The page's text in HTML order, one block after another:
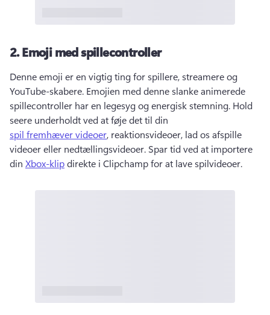
2.Emoji med spillecontroller
Denne emoji er en vigtig ting for spillere, streamere og
YouTube-skabere. Emojien med denne slanke animerede
spillecontroller har en legesyg og energisk stemning. Hold
seere underholdt ved at føje det til din
spil fremhæver videoer, reaktionsvideoer, lad os afspille
videoer eller nedtællingsvideoer. Spar tid ved at importere
din Xbox-klip direkte i Clipchamp for at lave spilvideoer.